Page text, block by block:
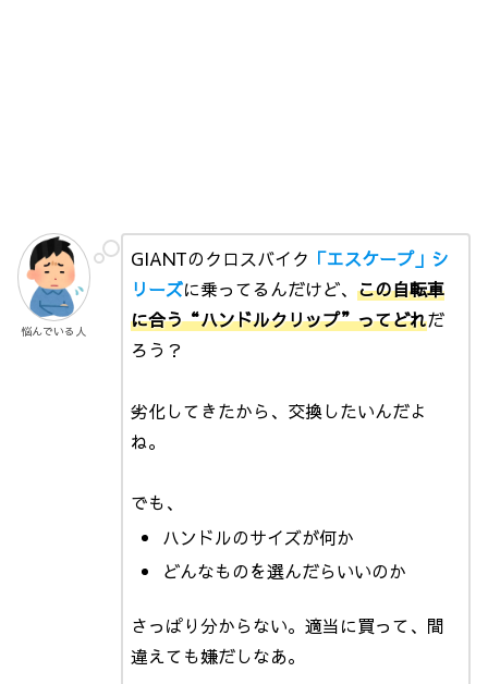
悩んでいる人
GIANTのクロスバイク 「エスケープ」シ
リーズに乗ってるんだけど、 この自転車
に合う“ハンドルクリップ”ってどれだ
ろう？
劣化してきたから、交換したいんだよ
ね。
でも、
ハンドルのサイズが何か
どんなものを選んだらいいのか
さっぱり分からない。適当に買って、間
違えても嫌だしなあ。